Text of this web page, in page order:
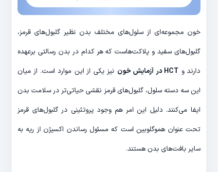
خون مجموعه‌ای از سلول‌های مختلف بدن نظیر گلبول‌های قرمز،
گلبول‌های سفید و پلاکت‌هاست که هر کدام در بدن رسالتی برعهده
دارند و HCT در آزمایش خون
نیز یکی از این موارد است. از میان
این سه دسته سلول، گلبول‌های قرمز نقشی حیاتی‌تر در سلامت بدن
ایفا می‌کنند. دلیل این امر هم وجود پروتئینی در گلبول‌های قرمز
تحت عنوان هموگلوبین است که مسئول رساندن اکسیژن از ریه به
سایر بافت‌های بدن هستند.